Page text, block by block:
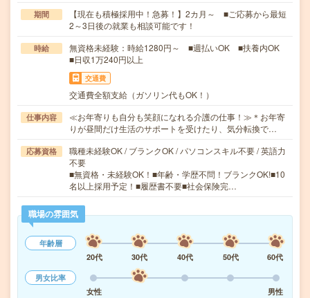
期間
【現在も積極採用中！急募！】2カ月～ ■ご応募から最短
2～3日後の就業も相談可能です！
時給
無資格未経験：時給1280円～ ■週払いOK ■扶養内OK
■日収1万240円以上
交通費
交通費全額支給（ガソリン代もOK！）
仕事内容
≪お年寄りも自分も笑顔になれる介護の仕事！≫＊お年寄
りが昼間だけ生活のサポートを受けたり、気分転換で…
応募資格
職種未経験OK / ブランクOK / パソコンスキル不要 / 英語力
不要
■無資格・未経験OK！■年齢・学歴不問！ブランクOK!■10
名以上採用予定！■履歴書不要■社会保険完…
職場の雰囲気
年齢層
20代
30代 40代 50代
60代
男女比率
女性
男性